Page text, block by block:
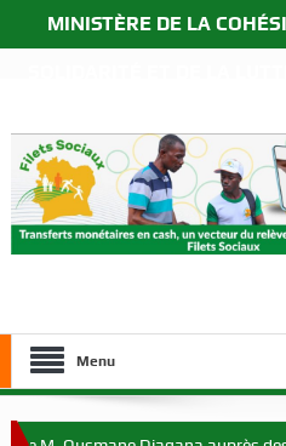
MINISTÈRE DE LA
Menu